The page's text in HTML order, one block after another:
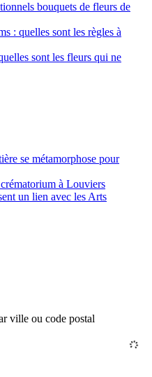
bouquets de fleurs de
: quelles sont les règles à
sont les fleurs qui ne
se métamorphose pour
à Louviers
un lien avec les Arts
ville ou code postal